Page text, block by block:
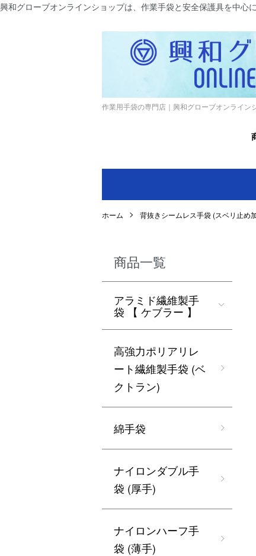
興和グローブオンラインショップは、作業手袋と安全保護具を中心
作業用手袋の専門店｜興和グローブオンライン
ホーム 背抜きシームレス手袋 (スベリ止め
商品一覧
アラミド繊維製手
袋 【 ケブラー 】
高強力ポリアリレ
ート繊維製手袋 (ベ
クトラン)
綿手袋
ナイロンダブル手
袋 (厚手)
ナイロンハーフ手
袋 (薄手)